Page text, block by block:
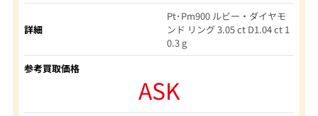
詳細
Pt･Pm900 ルビー・ダイヤモ
ンド リング 3.05 ct D1.04 ct 1
0.3 g
参考買取価格
ASK